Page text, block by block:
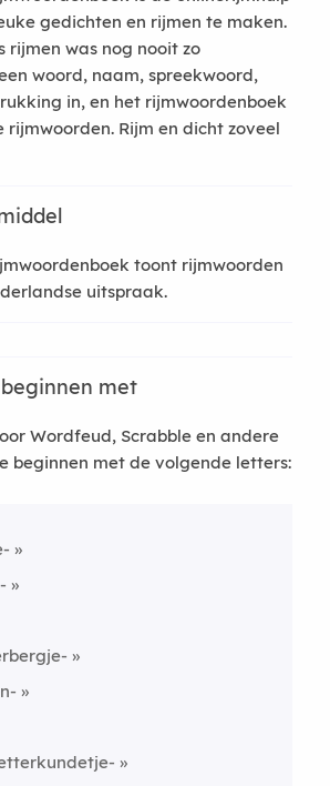
gedichten en rijmen te maken.
rijmen was nog nooit zo
woord, naam, spreekwoord,
in, en het rijmwoordenboek
rijmwoorden. Rijm en dicht zoveel
toont rijmwoorden
uitspraak.
met
Wordfeud, Scrabble en andere
beginnen met de volgende letters: